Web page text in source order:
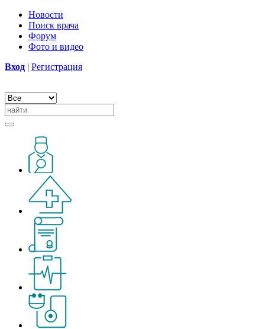
Новости
Поиск врача
Форум
Фото и видео
Вход | Регистрация